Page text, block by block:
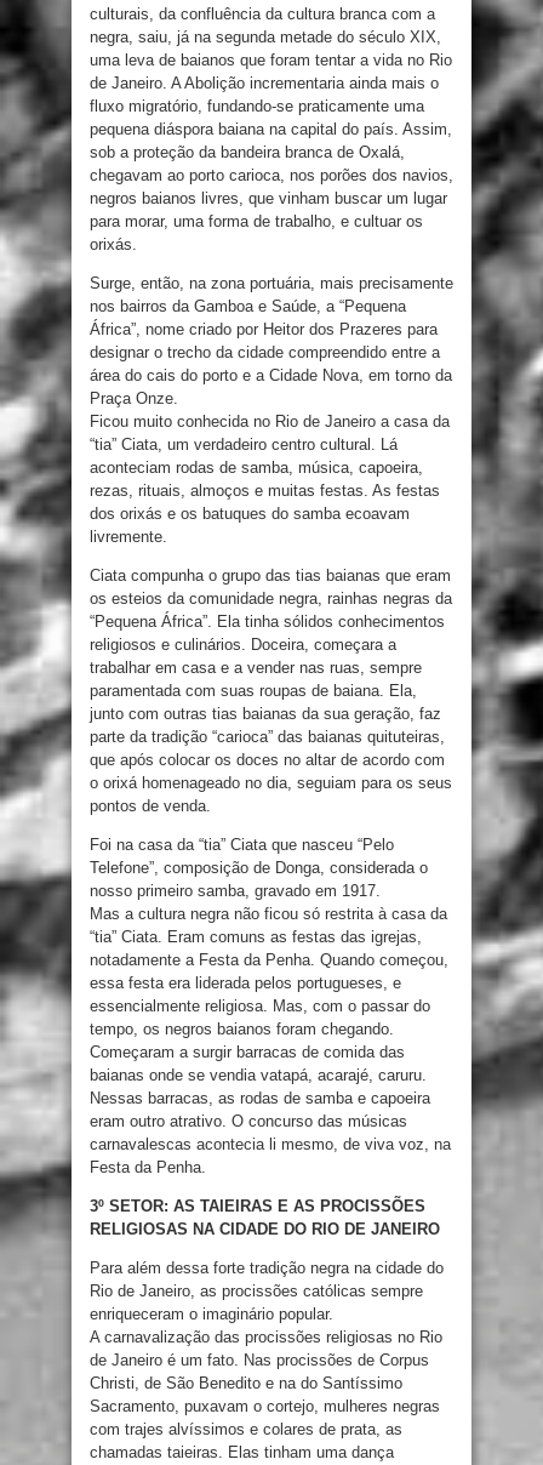
culturais, da confluência da cultura branca com a
negra, saiu, já na segunda metade do século XIX,
uma leva de baianos que foram tentar a vida no Rio
de Janeiro. A Abolição incrementaria ainda mais o
fluxo migratório, fundando-se praticamente uma
pequena diáspora baiana na capital do país. Assim,
sob a proteção da bandeira branca de Oxalá,
chegavam ao porto carioca, nos porões dos navios,
negros baianos livres, que vinham buscar um lugar
para morar, uma forma de trabalho, e cultuar os
orixás.
Surge, então, na zona portuária, mais precisamente
nos bairros da Gamboa e Saúde, a “Pequena
África”, nome criado por Heitor dos Prazeres para
designar o trecho da cidade compreendido entre a
área do cais do porto e a Cidade Nova, em torno da
Praça Onze.
Ficou muito conhecida no Rio de Janeiro a casa da
“tia” Ciata, um verdadeiro centro cultural. Lá
aconteciam rodas de samba, música, capoeira,
rezas, rituais, almoços e muitas festas. As festas
dos orixás e os batuques do samba ecoavam
livremente.
Ciata compunha o grupo das tias baianas que eram
os esteios da comunidade negra, rainhas negras da
“Pequena África”. Ela tinha sólidos conhecimentos
religiosos e culinários. Doceira, começara a
trabalhar em casa e a vender nas ruas, sempre
paramentada com suas roupas de baiana. Ela,
junto com outras tias baianas da sua geração, faz
parte da tradição “carioca” das baianas quituteiras,
que após colocar os doces no altar de acordo com
o orixá homenageado no dia, seguiam para os seus
pontos de venda.
Foi na casa da “tia” Ciata que nasceu “Pelo
Telefone”, composição de Donga, considerada o
nosso primeiro samba, gravado em 1917.
Mas a cultura negra não ficou só restrita à casa da
“tia” Ciata. Eram comuns as festas das igrejas,
notadamente a Festa da Penha. Quando começou,
essa festa era liderada pelos portugueses, e
essencialmente religiosa. Mas, com o passar do
tempo, os negros baianos foram chegando.
Começaram a surgir barracas de comida das
baianas onde se vendia vatapá, acarajé, caruru.
Nessas barracas, as rodas de samba e capoeira
eram outro atrativo. O concurso das músicas
carnavalescas acontecia li mesmo, de viva voz, na
Festa da Penha.
3º SETOR: AS TAIEIRAS E AS PROCISSÕES
RELIGIOSAS NA CIDADE DO RIO DE JANEIRO
Para além dessa forte tradição negra na cidade do
Rio de Janeiro, as procissões católicas sempre
enriqueceram o imaginário popular.
A carnavalização das procissões religiosas no Rio
de Janeiro é um fato. Nas procissões de Corpus
Christi, de São Benedito e na do Santíssimo
Sacramento, puxavam o cortejo, mulheres negras
com trajes alvíssimos e colares de prata, as
chamadas taieiras. Elas tinham uma dança